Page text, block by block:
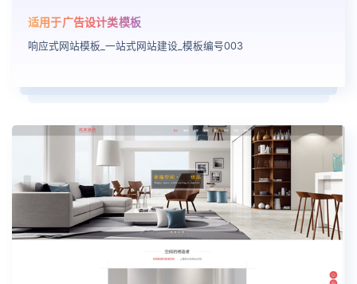
适用于广告设计类模板
响应式网站模板_一站式网站建设_模板编号003